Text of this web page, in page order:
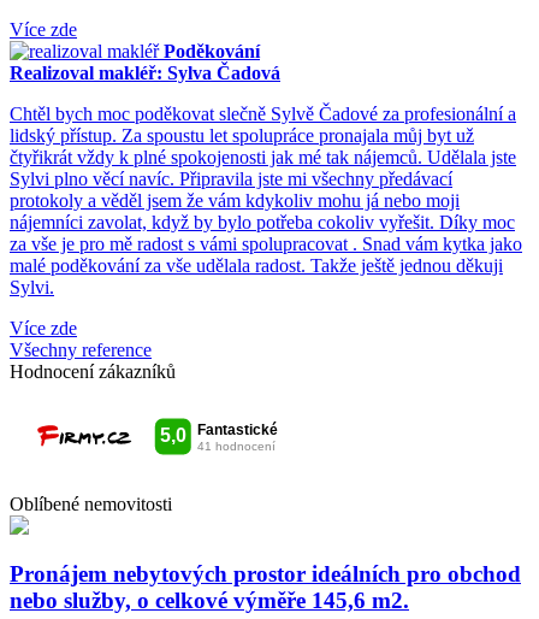
Více zde
Poděkování
Realizoval makléř: Sylva Čadová
Chtěl bych moc poděkovat slečně Sylvě Čadové za profesionální a
lidský přístup. Za spoustu let spolupráce pronajala můj byt už
čtyřikrát vždy k plné spokojenosti jak mé tak nájemců. Udělala jste
Sylvi plno věcí navíc. Připravila jste mi všechny předávací
protokoly a věděl jsem že vám kdykoliv mohu já nebo moji
nájemníci zavolat, když by bylo potřeba cokoliv vyřešit. Díky moc
za vše je pro mě radost s vámi spolupracovat . Snad vám kytka jako
malé poděkování za vše udělala radost. Takže ještě jednou děkuji
Sylvi.
Více zde
Všechny reference
Hodnocení zákazníků
Oblíbené nemovitosti
Pronájem nebytových prostor ideálních pro obchod
nebo služby, o celkové výměře 145,6 m2.